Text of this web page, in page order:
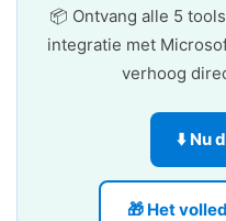
📦 Ontvang alle 5
integratie met
verhoog
⬇️ Nu
🎁 Het